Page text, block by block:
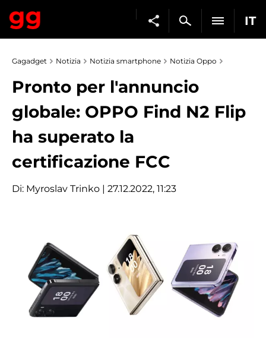
IT
Gagadget Notizia Notizia smartphone Notizia Oppo
Pronto per l'annuncio
globale: OPPO Find N2 Flip
ha superato la
certificazione FCC
Di: Myroslav Trinko | 27.12.2022, 11:23